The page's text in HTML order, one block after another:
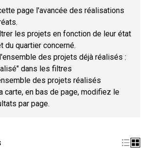
page l'avancée des réalisations
les projets en fonction de leur état
du quartier concerné.
des projets déjà réalisés :
dans les filtres
des projets réalisés
carte, en bas de page, modifiez le
par page.